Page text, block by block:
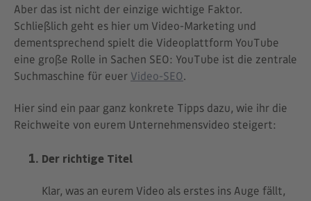
Aber das ist nicht der einzige wichtige Faktor.
Schließlich geht es hier um Video-Marketing und
dementsprechend spielt die Videoplattform YouTube
eine große Rolle in Sachen SEO: YouTube ist die zentrale
Suchmaschine für euer Video-SEO.
Hier sind ein paar ganz konkrete Tipps dazu, wie ihr die
Reichweite von eurem Unternehmensvideo steigert:
Der richtige Titel
Klar, was an eurem Video als erstes ins Auge fällt,